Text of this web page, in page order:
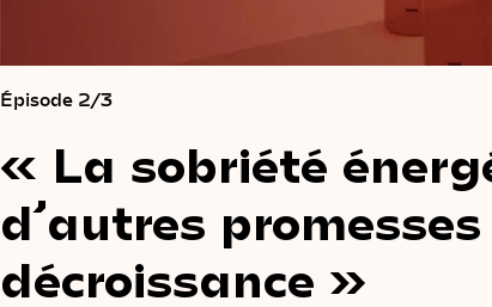
Épisode 2/3
« La sobriété
d’autres promesses
décroissance »